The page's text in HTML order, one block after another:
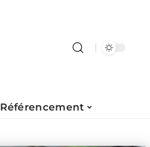
Référencement